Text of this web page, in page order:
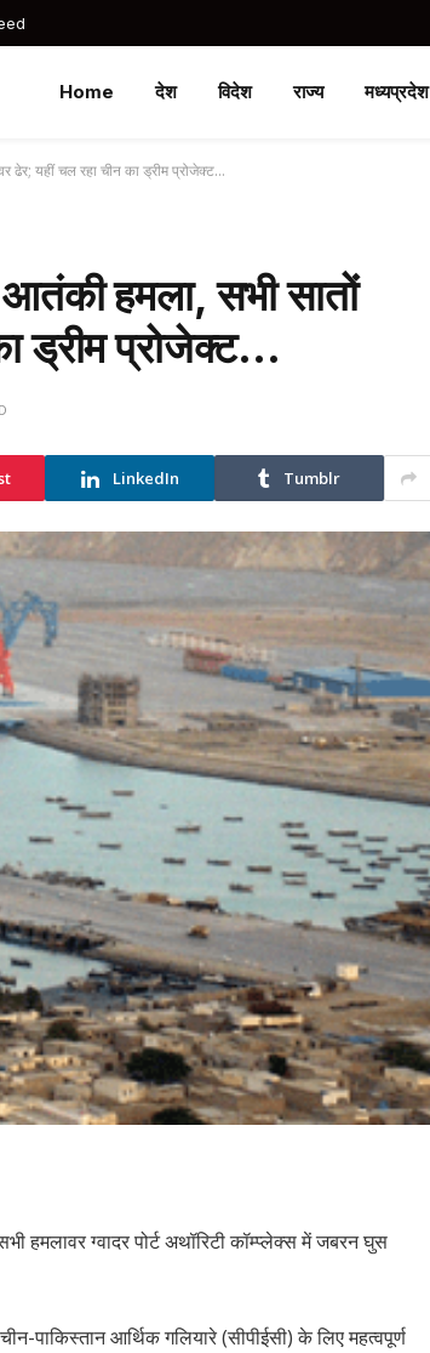
Home देश विदेश राज्य मध्यप्रदेश
ढेर; यहीं चल रहा चीन का ड्रीम प्रोजेक्ट…
आतंकी हमला, सभी सातों
ड्रीम प्रोजेक्ट…
LinkedIn Tumblr
हमलावर ग्वादर पोर्ट अथॉरिटी कॉम्प्लेक्स में जबरन घुस
पाकिस्तान आर्थिक गलियारे (सीपीईसी) के लिए महत्वपूर्ण